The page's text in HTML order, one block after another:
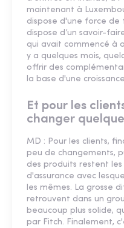
maintenant à
dispose d'une force
dispose d’un savoir-
qui avait commencé à
y a quelques mois,
offrir des
la base d'une
Et pour les
changer
MD : Pour les clients,
peu de changements,
des produits restent
d'assurance avec
les mêmes. La grosse
retrouvent dans un
beaucoup plus solide,
par Fitch. Finalement,